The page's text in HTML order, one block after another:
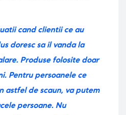
cand clientii ce au
doresc sa il vanda la
Produse folosite doar
Pentru persoanele ce
astfel de scaun, va putem
persoane. Nu